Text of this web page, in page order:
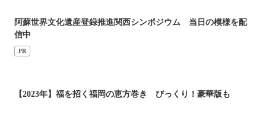
阿蘇世界文化遺産登録推進関西シンポジウム 当日の模様を配
信中
PR
【2023年】福を招く福岡の恵方巻き びっくり！豪華版も